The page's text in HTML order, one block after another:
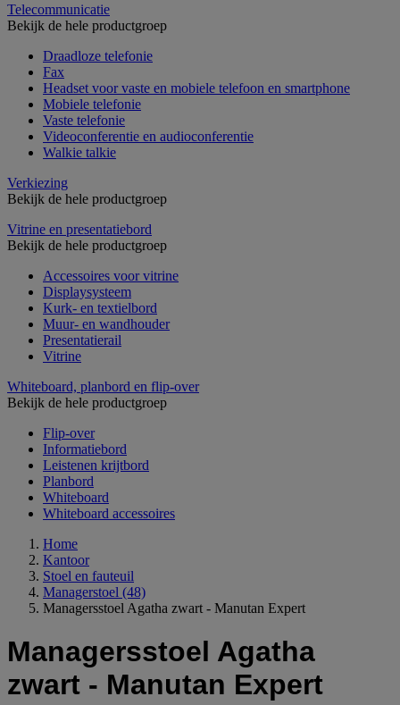
Telecommunicatie
Bekijk de hele productgroep
Draadloze telefonie
Fax
Headset voor vaste en mobiele telefoon en smartphone
Mobiele telefonie
Vaste telefonie
Videoconferentie en audioconferentie
Walkie talkie
Verkiezing
Bekijk de hele productgroep
Vitrine en presentatiebord
Bekijk de hele productgroep
Accessoires voor vitrine
Displaysysteem
Kurk- en textielbord
Muur- en wandhouder
Presentatierail
Vitrine
Whiteboard, planbord en flip-over
Bekijk de hele productgroep
Flip-over
Informatiebord
Leistenen krijtbord
Planbord
Whiteboard
Whiteboard accessoires
Home
Kantoor
Stoel en fauteuil
Managerstoel (48)
Managersstoel Agatha zwart - Manutan Expert
Managersstoel Agatha
zwart - Manutan Expert